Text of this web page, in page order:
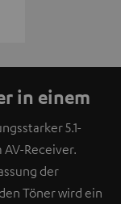
in einem
5.1-
Receiver.
der
Töner wird ein